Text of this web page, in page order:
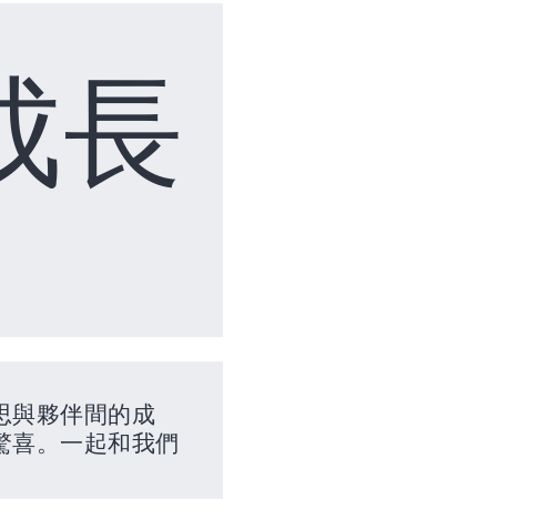
長
與夥伴間的成
喜。一起和我們